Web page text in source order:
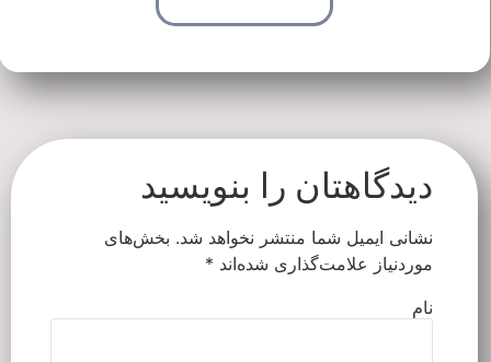
را بنویسید
شما منتشر نخواهد شد. بخش‌های
علامت‌گذاری شده‌اند*